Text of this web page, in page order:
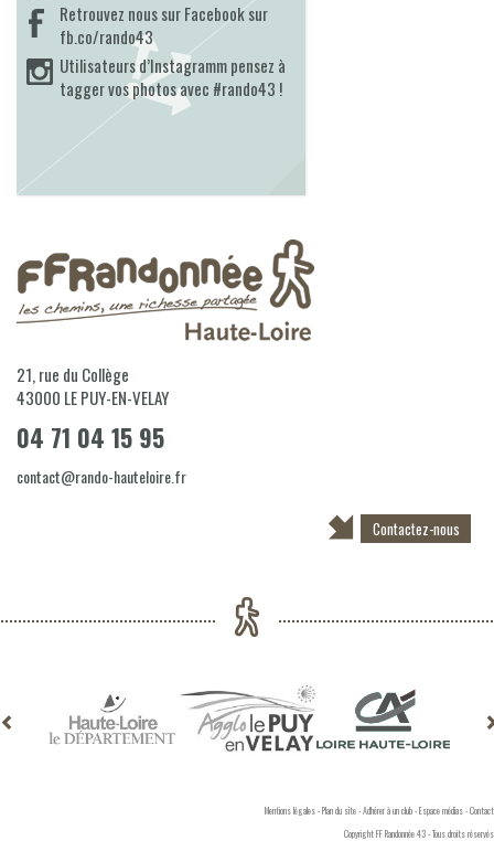
Retrouvez nous sur Facebook sur
fb.co/rando43
Utilisateurs d’Instagramm pensez à
tagger vos photos avec #rando43 !
21, rue du Collège
43000 LE PUY-EN-VELAY
04 71 04 15 95
contact@rando-hauteloire.fr
Contactez-nous
Mentions légales-Plan du site-Adhérer à un club-Espace médias-Contact
Copyright FF Randonnée 43 - Tous droits réservés